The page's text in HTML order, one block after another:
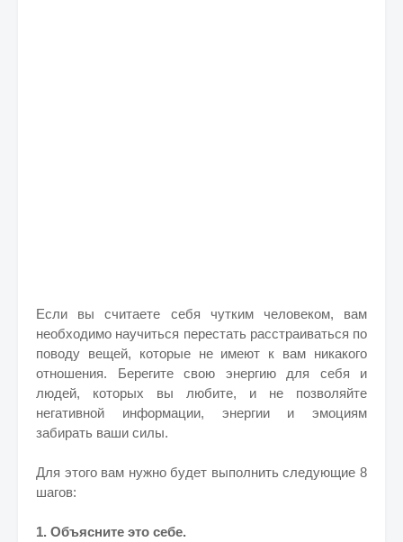
Если вы считаете себя чутким человеком, вам
необходимо научиться перестать расстраиваться по
поводу вещей, которые не имеют к вам никакого
отношения. Берегите свою энергию для себя и
людей, которых вы любите, и не позволяйте
негативной информации, энергии и эмоциям
забирать ваши силы.
Для этого вам нужно будет выполнить следующие 8
шагов:
1. Объясните это себе.